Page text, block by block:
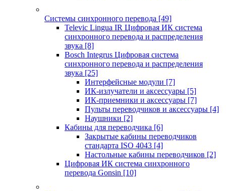
Системы синхронного перевода [49]
Televic Lingua IR Цифровая ИК система
синхронного перевода и распределения
звука [8]
Bosch Integrus Цифровая система
синхронного перевода и распределения
звука [25]
Интерфейсные модули [7]
ИК-излучатели и аксессуары [5]
ИК-приемники и аксессуары [7]
Пульты переводчиков и аксессуары [4]
Наушники [2]
Кабины для переводчика [6]
Закрытые кабины переводчиков
стандарта ISO 4043 [4]
Настольные кабины переводчиков [2]
Цифровая ИК система синхронного
перевода Gonsin [10]